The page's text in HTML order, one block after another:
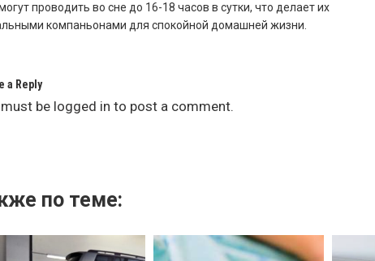
проводить во сне до 16-18 часов в сутки, что делает их
компаньонами для спокойной домашней жизни.
a Reply
be logged in to post a comment.
по теме: